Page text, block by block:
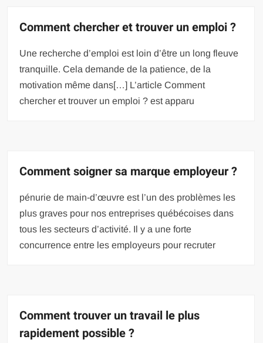
Comment chercher et trouver un emploi ?
Une recherche d’emploi est loin d’être un long fleuve
tranquille. Cela demande de la patience, de la
motivation même dans[…] L’article Comment
chercher et trouver un emploi ? est apparu
Comment soigner sa marque employeur ?
pénurie de main-d’œuvre est l’un des problèmes les
plus graves pour nos entreprises québécoises dans
tous les secteurs d’activité. Il y a une forte
concurrence entre les employeurs pour recruter
Comment trouver un travail le plus
rapidement possible ?